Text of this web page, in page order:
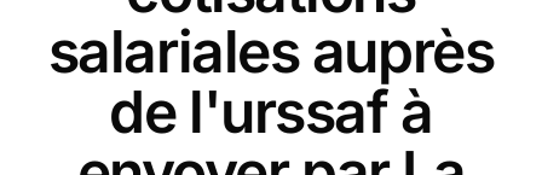
salariales auprès
de l'urssaf à